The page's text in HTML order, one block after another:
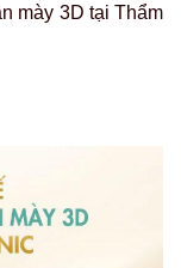
mày 3D tại Thẩm